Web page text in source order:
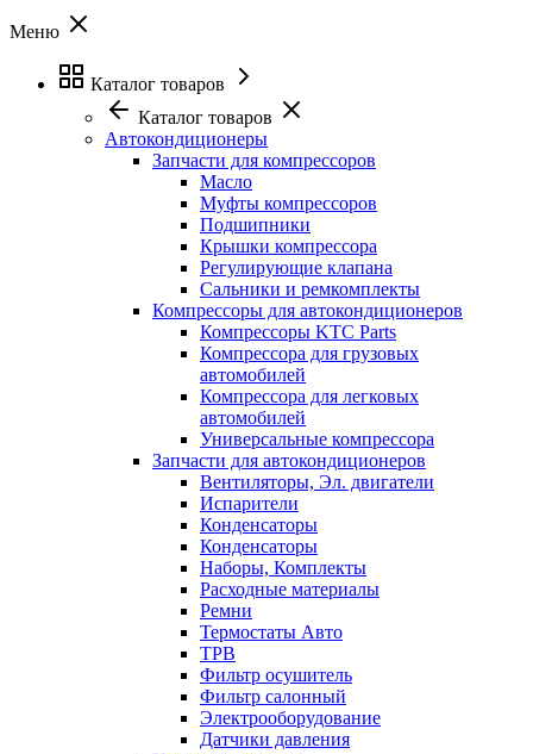
Меню
Каталог товаров
Каталог товаров
Автокондиционеры
Запчасти для компрессоров
Масло
Муфты компрессоров
Подшипники
Крышки компрессора
Регулирующие клапана
Сальники и ремкомплекты
Компрессоры для автокондиционеров
Компрессоры KTC Parts
Компрессора для грузовых
автомобилей
Компрессора для легковых
автомобилей
Универсальные компрессора
Запчасти для автокондиционеров
Вентиляторы, Эл. двигатели
Испарители
Конденсаторы
Конденсаторы
Наборы, Комплекты
Расходные материалы
Ремни
Термостаты Авто
ТРВ
Фильтр осушитель
Фильтр салонный
Электрооборудование
Датчики давления